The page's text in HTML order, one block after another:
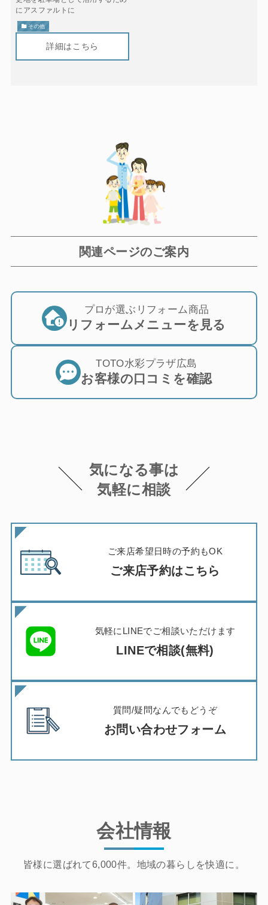
にアスファルトに
その他
関連ページのご案内
プロが選ぶリフォーム商品
リフォームメニューを見る
TOTO水彩プラザ広島
お客様の口コミを確認
気になる事は
気軽に相談
ご来店希望日時の予約もOK
ご来店予約はこちら
気軽にLINEでご相談いただけます
LINEで相談(無料)
質問/疑問なんでもどうぞ
お問い合わせフォーム
会社情報
皆様に選ばれて6,000件。地域の暮らしを快適に。